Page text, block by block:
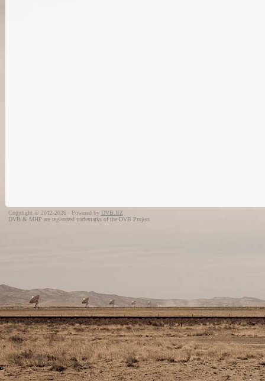
Copyright © 2012-2026 · Powered by DVB.UZ
DVB & MHP are registered trademarks of the DVB Project.